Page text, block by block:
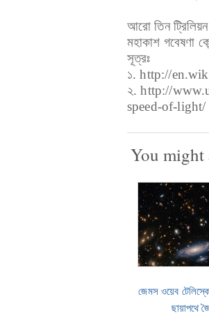
আরো তিন
মহাকাশ গবেষণা
সূত্রঃ
১. http://
২. http://
speed-of-light/
You might
জেমস ওয়েব
ছায়াপথে